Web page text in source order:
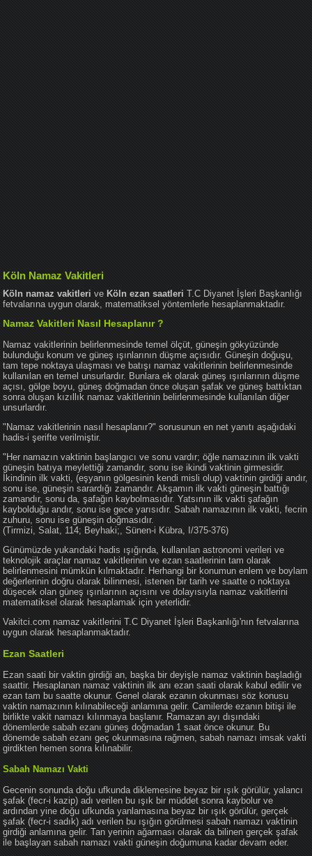
Köln Namaz Vakitleri
Köln namaz vakitleri ve Köln ezan saatleri T.C Diyanet İşleri Başkanlığı
fetvalarına uygun olarak, matematiksel yöntemlerle hesaplanmaktadır.
Namaz Vakitleri Nasıl Hesaplanır ?
Namaz vakitlerinin belirlenmesinde temel ölçüt, güneşin gökyüzünde
bulunduğu konum ve güneş ışınlarının düşme açısıdır. Güneşin doğuşu,
tam tepe noktaya ulaşması ve batışı namaz vakitlerinin belirlenmesinde
kullanılan en temel unsurlardır. Bunlara ek olarak güneş ışınlarının düşme
açısı, gölge boyu, güneş doğmadan önce oluşan şafak ve güneş battıktan
sonra oluşan kızıllık namaz vakitlerinin belirlenmesinde kullanılan diğer
unsurlardır.
"Namaz vakitlerinin nasıl hesaplanır?" sorusunun en net yanıtı aşağıdaki
hadis-i şerifte verilmiştir.
"Her namazın vaktinin başlangıcı ve sonu vardır; öğle namazının ilk vakti
güneşin batıya meylettiği zamandır, sonu ise ikindi vaktinin girmesidir.
İkindinin ilk vakti, (eşyanın gölgesinin kendi misli olup) vaktinin girdiği andır,
sonu ise, güneşin sarardığı zamandır. Akşamın ilk vakti güneşin battığı
zamandır, sonu da, şafağın kaybolmasıdır. Yatsının ilk vakti şafağın
kaybolduğu andır, sonu ise gece yarısıdır. Sabah namazının ilk vakti, fecrin
zuhuru, sonu ise güneşin doğmasıdır.
(Tirmizi, Salat, 114; Beyhaki;, Sünen-i Kübra, I/375-376)
Günümüzde yukarıdaki hadis ışığında, kullanılan astronomi verileri ve
teknolojik araçlar namaz vakitlerinin ve ezan saatlerinin tam olarak
belirlenmesini mümkün kılmaktadır. Herhangi bir konumun enlem ve boylam
değerlerinin doğru olarak bilinmesi, istenen bir tarih ve saatte o noktaya
düşecek olan güneş ışınlarının açısını ve dolayısıyla namaz vakitlerini
matematiksel olarak hesaplamak için yeterlidir.
Vakitci.com namaz vakitlerini T.C Diyanet İşleri Başkanlığı'nın fetvalarına
uygun olarak hesaplanmaktadır.
Ezan Saatleri
Ezan saati bir vaktin girdiği an, başka bir deyişle namaz vaktinin başladığı
saattir. Hesaplanan namaz vaktinin ilk anı ezan saati olarak kabul edilir ve
ezan tam bu saatte okunur. Genel olarak ezanın okunması söz konusu
vaktin namazının kılınabileceği anlamına gelir. Camilerde ezanın bitişi ile
birlikte vakit namazı kılınmaya başlanır. Ramazan ayı dışındaki
dönemlerde sabah ezanı güneş doğmadan 1 saat önce okunur. Bu
dönemde sabah ezanı geç okunmasına rağmen, sabah namazı imsak vakti
girdikten hemen sonra kılınabilir.
Sabah Namazı Vakti
Gecenin sonunda doğu ufkunda diklemesine beyaz bir ışık görülür, yalancı
şafak (fecr-i kazip) adı verilen bu ışık bir müddet sonra kaybolur ve
ardından yine doğu ufkunda yanlamasına beyaz bir ışık görülür, gerçek
şafak (fecr-i sadık) adı verilen bu ışığın görülmesi sabah namazı vaktinin
girdiği anlamına gelir. Tan yerinin ağarması olarak da bilinen gerçek şafak
ile başlayan sabah namazı vakti güneşin doğumuna kadar devam eder.